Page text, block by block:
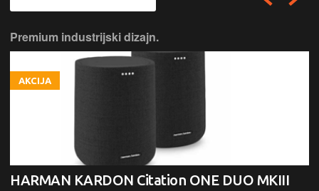
Premium industrijski dizajn.
AKCIJA
HARMAN KARDON Citation ONE DUO MKIII